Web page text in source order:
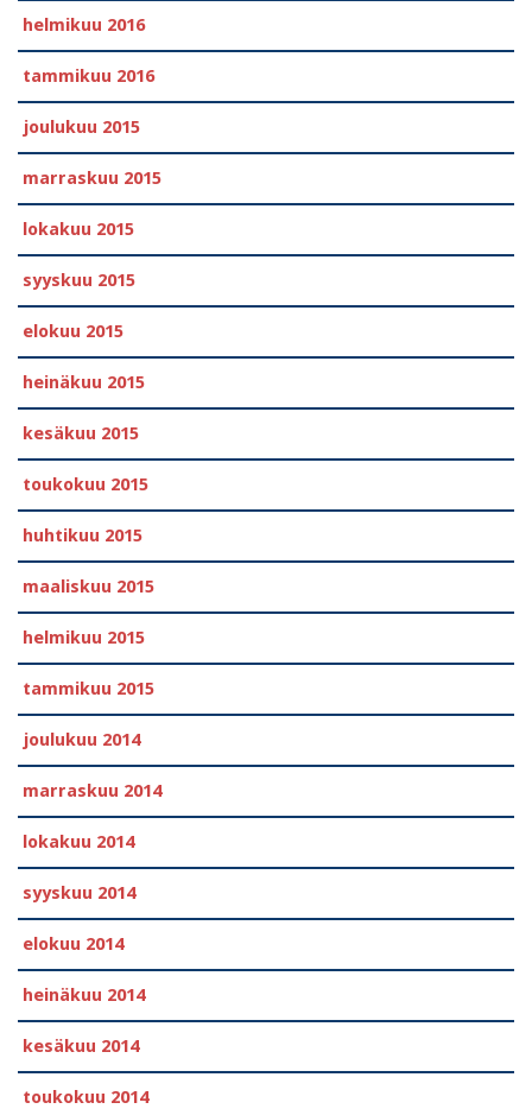
helmikuu 2016
tammikuu 2016
joulukuu 2015
marraskuu 2015
lokakuu 2015
syyskuu 2015
elokuu 2015
heinäkuu 2015
kesäkuu 2015
toukokuu 2015
huhtikuu 2015
maaliskuu 2015
helmikuu 2015
tammikuu 2015
joulukuu 2014
marraskuu 2014
lokakuu 2014
syyskuu 2014
elokuu 2014
heinäkuu 2014
kesäkuu 2014
toukokuu 2014